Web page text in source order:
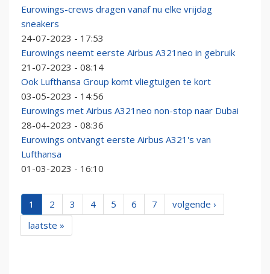
Eurowings-crews dragen vanaf nu elke vrijdag
sneakers
24-07-2023 - 17:53
Eurowings neemt eerste Airbus A321neo in gebruik
21-07-2023 - 08:14
Ook Lufthansa Group komt vliegtuigen te kort
03-05-2023 - 14:56
Eurowings met Airbus A321neo non-stop naar Dubai
28-04-2023 - 08:36
Eurowings ontvangt eerste Airbus A321's van
Lufthansa
01-03-2023 - 16:10
1 2 3 4 5 6 7
volgende ›
laatste »